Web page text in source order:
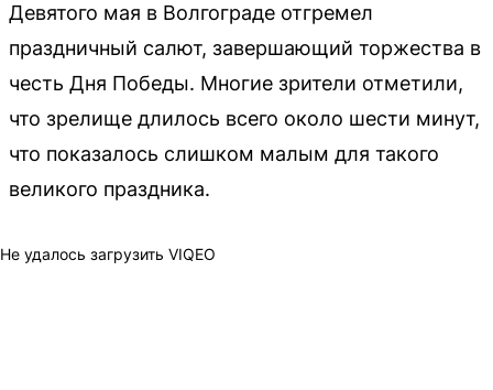
Девятого мая в Волгограде отгремел
праздничный салют, завершающий торжества в
честь Дня Победы. Многие зрители отметили,
что зрелище длилось всего около шести минут,
что показалось слишком малым для такого
великого праздника.
Не удалось загрузить VIQEO